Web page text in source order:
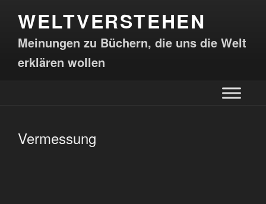
WELTVERSTEHEN
Meinungen zu Büchern, die uns die Welt
erklären wollen
Vermessung